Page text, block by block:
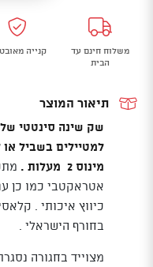
שינה
Cyklotour
משלוח חינם עד
הבית
קנייה
תיאור המוצר
למטיילים בשביל
מינוס 2 מעלות .
אטראקטבי כמו כן
כיווץ איכותי .
בחורף הישראלי .
מצוייד בחגורה